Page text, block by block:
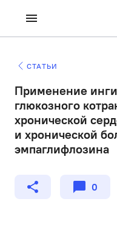
СТАТЬИ
Применение
глюкозного
хронической
и хронической
эмпаглифлозина
0